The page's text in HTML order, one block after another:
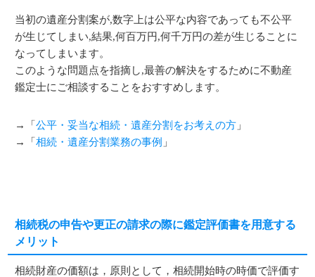
当初の遺産分割案が,数字上は公平な内容であっても不公平
が生じてしまい,結果,何百万円,何千万円の差が生じることに
なってしまいます。
このような問題点を指摘し,最善の解決をするために不動産
鑑定士にご相談することをおすすめします。
→「公平・妥当な相続・遺産分割をお考えの方 」
→「相続・遺産分割業務の事例 」
相続税の申告や更正の請求の際に鑑定評価書を用意する
メリット
相続財産の価額は，原則として，相続開始時の時価で評価す